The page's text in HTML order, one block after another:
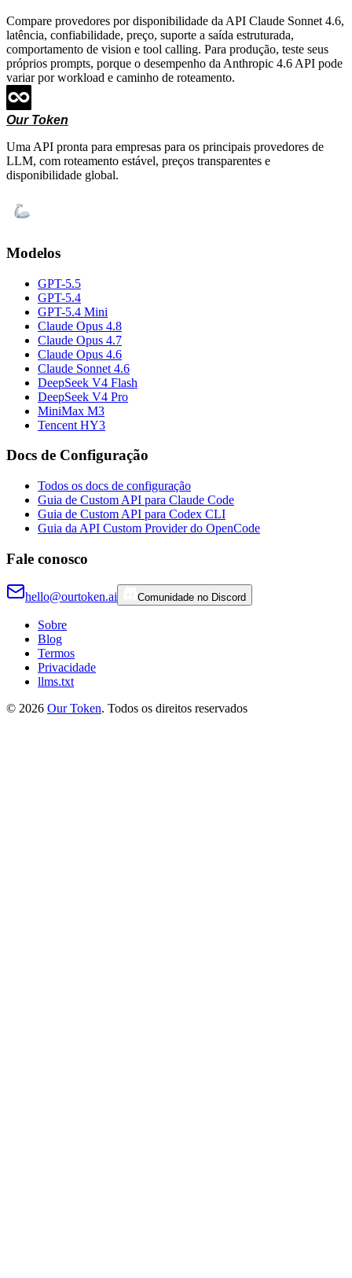
Compare provedores por disponibilidade da API Claude Sonnet 4.6,
latência, confiabilidade, preço, suporte a saída estruturada,
comportamento de vision e tool calling. Para produção, teste seus
próprios prompts, porque o desempenho da Anthropic 4.6 API pode
variar por workload e caminho de roteamento.
Our Token
Uma API pronta para empresas para os principais provedores de
LLM, com roteamento estável, preços transparentes e
disponibilidade global.
Modelos
GPT-5.5
GPT-5.4
GPT-5.4 Mini
Claude Opus 4.8
Claude Opus 4.7
Claude Opus 4.6
Claude Sonnet 4.6
DeepSeek V4 Flash
DeepSeek V4 Pro
MiniMax M3
Tencent HY3
Docs de Configuração
Todos os docs de configuração
Guia de Custom API para Claude Code
Guia de Custom API para Codex CLI
Guia da API Custom Provider do OpenCode
Fale conosco
hello@ourtoken.ai Comunidade no Discord
Sobre
Blog
Termos
Privacidade
llms.txt
© 2026 Our Token. Todos os direitos reservados